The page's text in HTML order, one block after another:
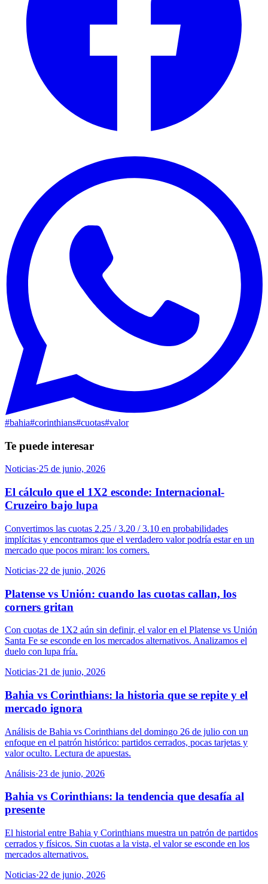
#bahia#corinthians#cuotas#valor
Te puede interesar
Noticias·25 de junio, 2026
El cálculo que el 1X2 esconde: Internacional-
Cruzeiro bajo lupa
Convertimos las cuotas 2.25 / 3.20 / 3.10 en probabilidades
implícitas y encontramos que el verdadero valor podría estar en un
mercado que pocos miran: los corners.
Noticias·22 de junio, 2026
Platense vs Unión: cuando las cuotas callan, los
corners gritan
Con cuotas de 1X2 aún sin definir, el valor en el Platense vs Unión
Santa Fe se esconde en los mercados alternativos. Analizamos el
duelo con lupa fría.
Noticias·21 de junio, 2026
Bahia vs Corinthians: la historia que se repite y el
mercado ignora
Análisis de Bahia vs Corinthians del domingo 26 de julio con un
enfoque en el patrón histórico: partidos cerrados, pocas tarjetas y
valor oculto. Lectura de apuestas.
Análisis·23 de junio, 2026
Bahia vs Corinthians: la tendencia que desafía al
presente
El historial entre Bahia y Corinthians muestra un patrón de partidos
cerrados y físicos. Sin cuotas a la vista, el valor se esconde en los
mercados alternativos.
Noticias·22 de junio, 2026